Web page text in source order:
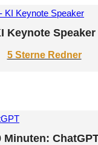
Keynote Speaker
5 Sterne Redner
Minuten: